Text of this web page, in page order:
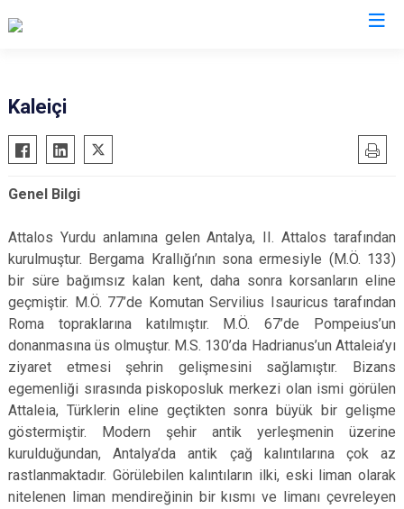
Kaleiçi
Genel Bilgi
Attalos Yurdu anlamına gelen Antalya, II. Attalos tarafından
kurulmuştur. Bergama Krallığı’nın sona ermesiyle (M.Ö. 133)
bir süre bağımsız kalan kent, daha sonra korsanların eline
geçmiştir. M.Ö. 77’de Komutan Servilius Isauricus tarafından
Roma topraklarına katılmıştır. M.Ö. 67’de Pompeius’un
donanmasına üs olmuştur. M.S. 130’da Hadrianus’un Attaleia’yı
ziyaret etmesi şehrin gelişmesini sağlamıştır. Bizans
egemenliği sırasında piskoposluk merkezi olan ismi görülen
Attaleia, Türklerin eline geçtikten sonra büyük bir gelişme
göstermiştir. Modern şehir antik yerleşmenin üzerine
kurulduğundan, Antalya’da antik çağ kalıntılarına çok az
rastlanmaktadır. Görülebilen kalıntıların ilki, eski liman olarak
nitelenen liman mendireğinin bir kısmı ve limanı çevreleyen